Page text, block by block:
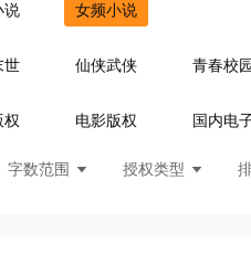
说 女频小说
世 仙侠武侠
青春校
百合 青梅竹马
菁
疑灵异 现言刑侦 都
权 电影版权 国内电
字数范围 授权类型